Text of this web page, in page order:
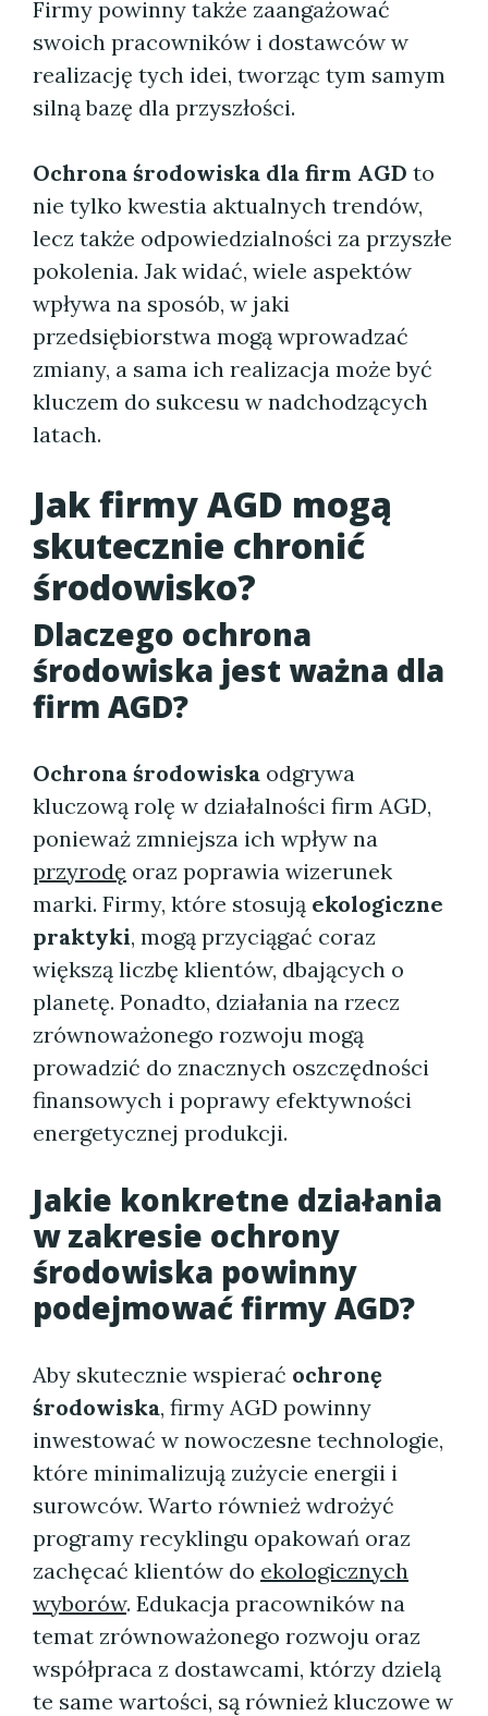
Firmy powinny także zaangażować
swoich pracowników i dostawców w
realizację tych idei, tworząc tym samym
silną bazę dla przyszłości.
Ochrona środowiska dla firm AGD to
nie tylko kwestia aktualnych trendów,
lecz także odpowiedzialności za przyszłe
pokolenia. Jak widać, wiele aspektów
wpływa na sposób, w jaki
przedsiębiorstwa mogą wprowadzać
zmiany, a sama ich realizacja może być
kluczem do sukcesu w nadchodzących
latach.
Jak firmy AGD mogą
skutecznie chronić
środowisko?
Dlaczego ochrona
środowiska jest ważna dla
firm AGD?
Ochrona środowiska odgrywa
kluczową rolę w działalności firm AGD,
ponieważ zmniejsza ich wpływ na
przyrodę oraz poprawia wizerunek
marki. Firmy, które stosują ekologiczne
praktyki, mogą przyciągać coraz
większą liczbę klientów, dbających o
planetę. Ponadto, działania na rzecz
zrównoważonego rozwoju mogą
prowadzić do znacznych oszczędności
finansowych i poprawy efektywności
energetycznej produkcji.
Jakie konkretne działania
w zakresie ochrony
środowiska powinny
podejmować firmy AGD?
Aby skutecznie wspierać ochronę
środowiska, firmy AGD powinny
inwestować w nowoczesne technologie,
które minimalizują zużycie energii i
surowców. Warto również wdrożyć
programy recyklingu opakowań oraz
zachęcać klientów do ekologicznych
wyborów. Edukacja pracowników na
temat zrównoważonego rozwoju oraz
współpraca z dostawcami, którzy dzielą
te same wartości, są również kluczowe w